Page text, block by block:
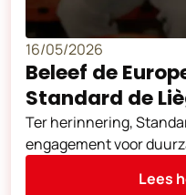
16/05/2026
Beleef de
Standard de
Ter herinnering,
engagement voor
Lees